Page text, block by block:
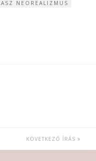
NEOREALIZMUS
KÖVETKEZŐ ÍRÁS